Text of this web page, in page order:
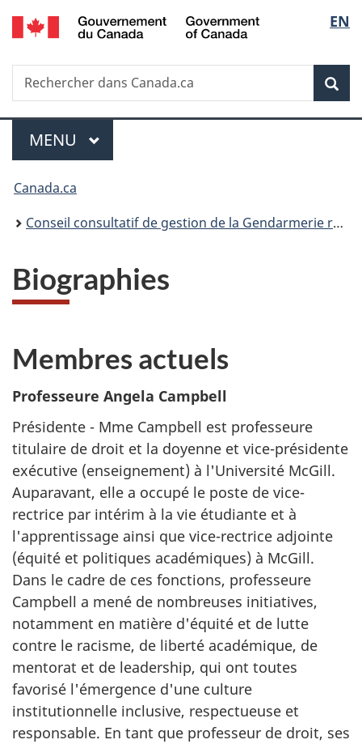
Passer
au
principal
Passer
à
Au
du
Passer
à
version
simplifiée
de
la
EN
Recherche
Rechercher
dans
Menu
MENU PRINCIPAL
Vous
êtes
Canada.ca
Conseil consultatif de gestion de la Gendarmerie royale du Canada
Biographies
Membres actuels
Professeure Angela Campbell
Présidente - Mme Campbell est professeure
titulaire de droit et la doyenne et vice-présidente
exécutive (enseignement) à l'Université McGill.
Auparavant, elle a occupé le poste de vice-
rectrice par intérim à la vie étudiante et à
l'apprentissage ainsi que vice-rectrice adjointe
(équité et politiques académiques) à McGill.
Dans le cadre de ces fonctions, professeure
Campbell a mené de nombreuses initiatives,
notamment en matière d'équité et de lutte
contre le racisme, de liberté académique, de
mentorat et de leadership, qui ont toutes
favorisé l'émergence d'une culture
institutionnelle inclusive, respectueuse et
responsable. En tant que professeur de droit, ses